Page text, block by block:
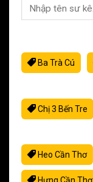
Ba Trà Cú
Chị 3 Bến Tre
Heo Cần Thơ